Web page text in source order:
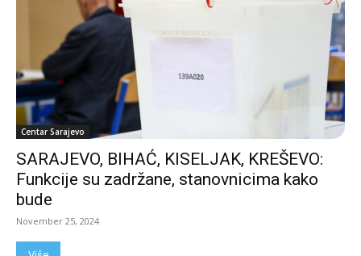
Centar Sarajevo
SARAJEVO, BIHAĆ, KISELJAK, KREŠEVO:
Funkcije su zadržane, stanovnicima kako
bude
November 25, 2024